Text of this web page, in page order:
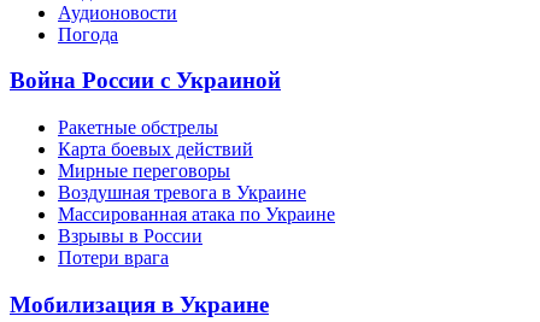
Аудионовости
Погода
Война России с Украиной
Ракетные обстрелы
Карта боевых действий
Мирные переговоры
Воздушная тревога в Украине
Массированная атака по Украине
Взрывы в России
Потери врага
Мобилизация в Украине